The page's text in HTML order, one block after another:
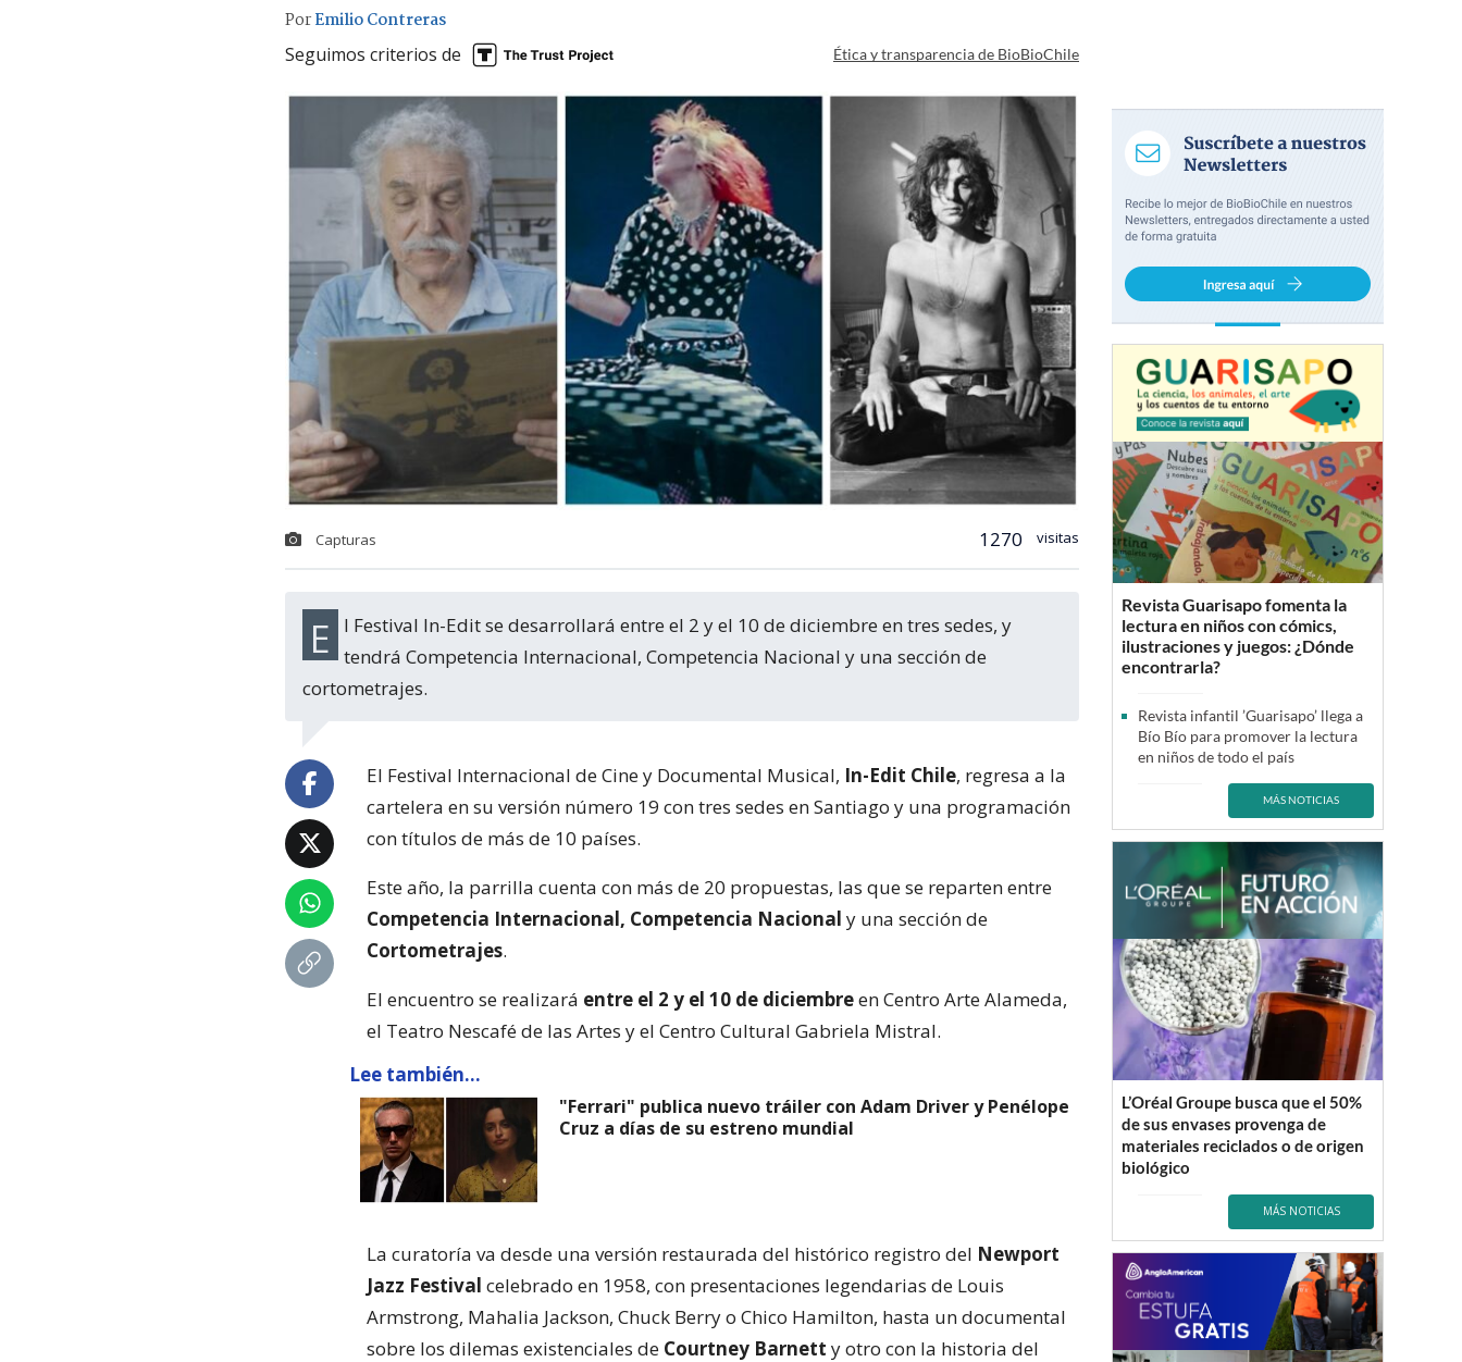
PorEmilio Contreras
Seguimos criterios de Ética y transparencia de BioBioChile
Capturas 1270 visitas
El Festival In-Edit se desarrollará entre el 2 y el 10 de diciembre en tres sedes, y
tendrá Competencia Internacional, Competencia Nacional y una sección de
cortometrajes.
El Festival Internacional de Cine y Documental Musical, In-Edit Chile, regresa a la
cartelera en su versión número 19 con tres sedes en Santiago y una programación
con títulos de más de 10 países.
Este año, la parrilla cuenta con más de 20 propuestas, las que se reparten entre
Competencia Internacional, Competencia Nacional y una sección de
Cortometrajes.
El encuentro se realizará entre el 2 y el 10 de diciembreen Centro Arte Alameda,
el Teatro Nescafé de las Artes y el Centro Cultural Gabriela Mistral.
Lee también...
"Ferrari" publica nuevo tráiler con Adam Driver y Penélope
Cruz a días de su estreno mundial
La curatoría va desde una versión restaurada del histórico registro del Newport
Jazz Festival celebrado en 1958, con presentaciones legendarias de Louis
Armstrong, Mahalia Jackson, Chuck Berry o Chico Hamilton, hasta un documental
sobre los dilemas existenciales de Courtney Barnett y otro con la historia del
Revista Guarisapo fomenta la
lectura en niños con cómics,
ilustraciones y juegos: ¿Dónde
encontrarla?
Revista infantil ’Guarisapo’ llega a
Bío Bío para promover la lectura
en niños de todo el país
MÁS NOTICIAS
L’Oréal Groupe busca que el 50%
de sus envases provenga de
materiales reciclados o de origen
biológico
MÁS NOTICIAS